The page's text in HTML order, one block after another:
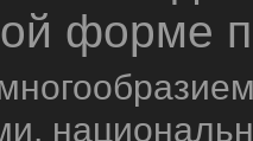
форме